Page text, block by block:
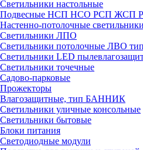
Светильники настольные
Подвесные НСП НСО РСП ЖСП
Настенно-потолочные
Светильники ЛПО
Светильники потолочные ЛВО
Светильники LED
Светильники точечные
Садово-парковые
Прожекторы
Влагозащитные, тип БАННИК
Светильники уличные консольные
Светильники бытовые
Блоки питания
Светодиодные модули